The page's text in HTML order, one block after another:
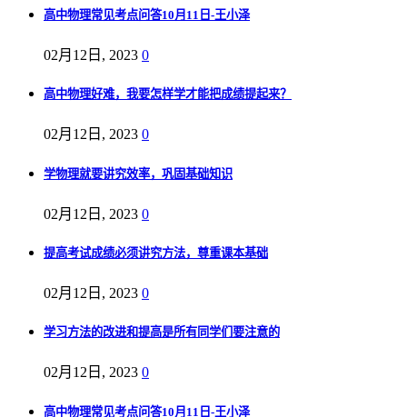
高中物理常见考点问答10月11日-王小泽
02月12日, 2023 0
高中物理好难，我要怎样学才能把成绩提起来？
02月12日, 2023 0
学物理就要讲究效率，巩固基础知识
02月12日, 2023 0
提高考试成绩必须讲究方法，尊重课本基础
02月12日, 2023 0
学习方法的改进和提高是所有同学们要注意的
02月12日, 2023 0
高中物理常见考点问答10月11日-王小泽